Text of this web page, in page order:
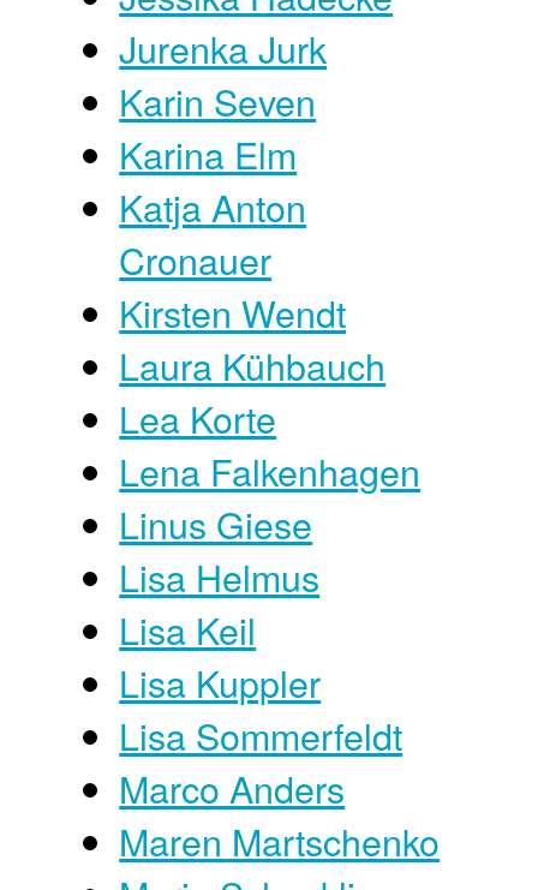
Jurenka Jurk
Karin Seven
Karina Elm
Katja Anton
Cronauer
Kirsten Wendt
Laura Kühbauch
Lea Korte
Lena Falkenhagen
Linus Giese
Lisa Helmus
Lisa Keil
Lisa Kuppler
Lisa Sommerfeldt
Marco Anders
Maren Martschenko